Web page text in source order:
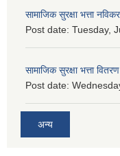
सामाजिक सुरक्षा भत्ता
Post date: Tuesday,
सामाजिक सुरक्षा भत्ता
Post date:
अन्य